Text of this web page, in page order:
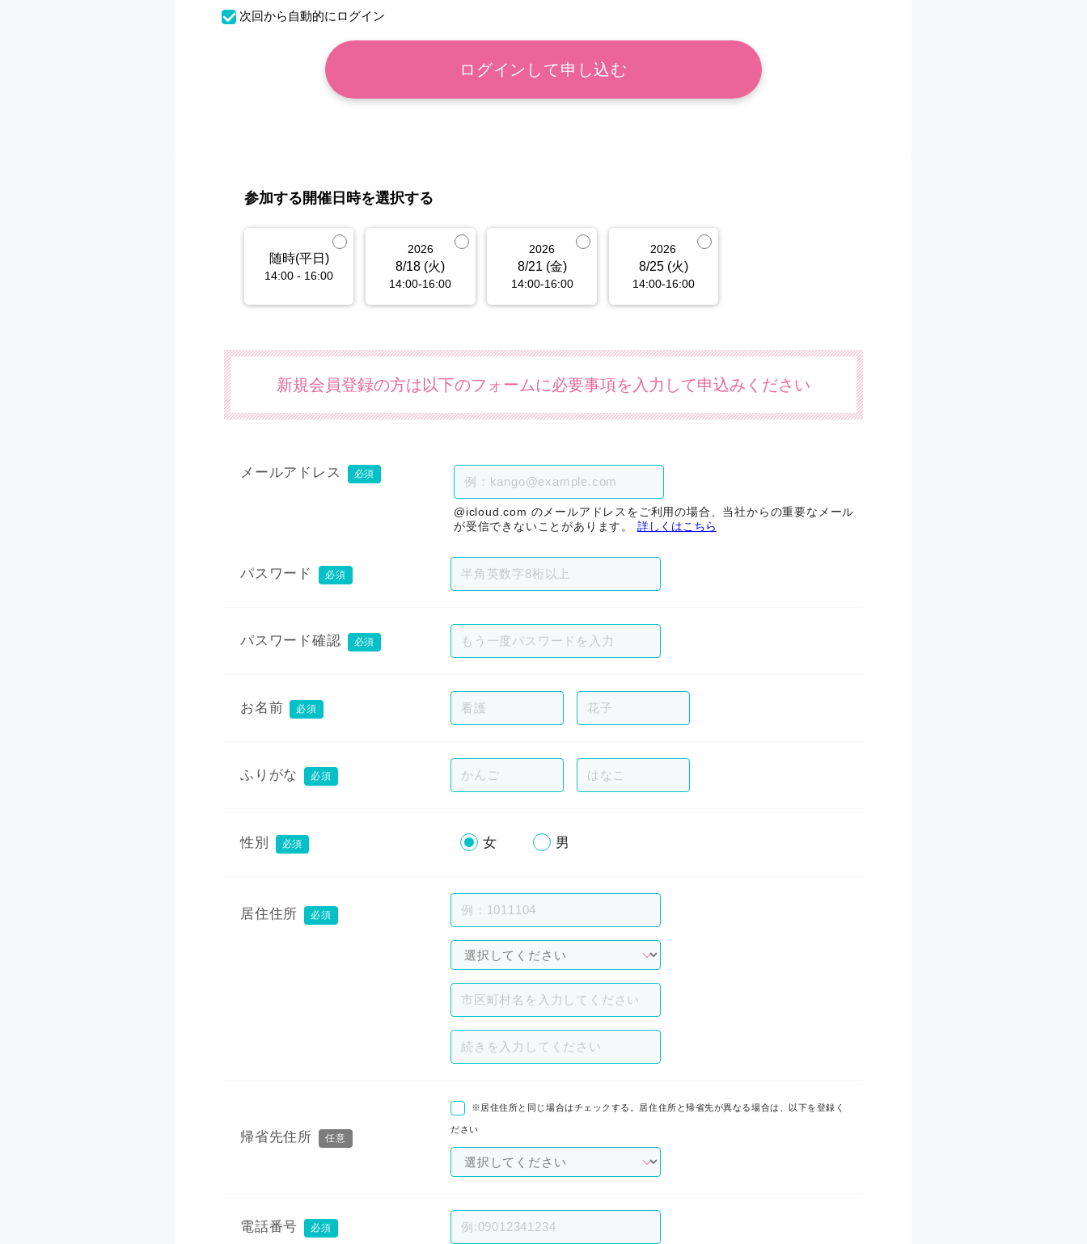
次回から自動的にログイン
参加する開催日時を選択する
随時(平日)
14:00 - 16:00
2026
8/18 (火)
14:00-16:00
2026
8/21 (金)
14:00-16:00
2026
8/25 (火)
14:00-16:00
新規会員登録の方は以下のフォームに必要事項を入力して申込みください
メールアドレス 必須
@icloud.com のメールアドレスをご利用の場合、当社からの重要なメール
が受信できないことがあります。 詳しくはこちら
パスワード 必須
パスワード確認 必須
お名前 必須
ふりがな 必須
性別 必須 女 男
居住住所 必須
帰省先住所 任意
※居住住所と同じ場合はチェックする。居住住所と帰省先が異なる場合は、以下を登録く
ださい
電話番号 必須